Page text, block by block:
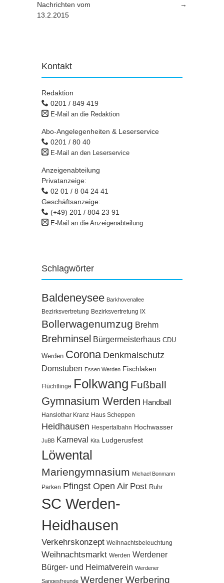
Nachrichten vom
13.2.2015
→
Kontakt
Redaktion
0201 / 849 419
E-Mail an die Redaktion
Abo-Angelegenheiten & Leserservice
0201 / 80 40
E-Mail an den Leserservice
Anzeigenabteilung
Privatanzeige:
02 01 / 8 04 24 41
Geschäftsanzeige:
(+49) 201 / 804 23 91
E-Mail an die Anzeigenabteilung
Schlagwörter
Baldeneysee Barkhovenallee
Bezirksvertretung Bezirksvertretung IX
Bollerwagenumzug Brehm
Brehminsel Bürgermeisterhaus CDU
Werden Corona Denkmalschutz
Domstuben Essen Werden Fischlaken
Flüchtlinge Folkwang Fußball
Gymnasium Werden Handball
Hanslothar Kranz Haus Scheppen
Heidhausen Hespertalbahn Hochwasser
JuBB Karneval Kita Ludgerusfest
Löwental
Mariengymnasium Michael Bonmann
Parken Pfingst Open Air Post Ruhr
SC Werden-
Heidhausen
Verkehrskonzept Weihnachtsbeleuchtung
Weihnachtsmarkt Werden Werdener
Bürger- und Heimatverein Werdener
Sangesfreunde Werdener Werbering